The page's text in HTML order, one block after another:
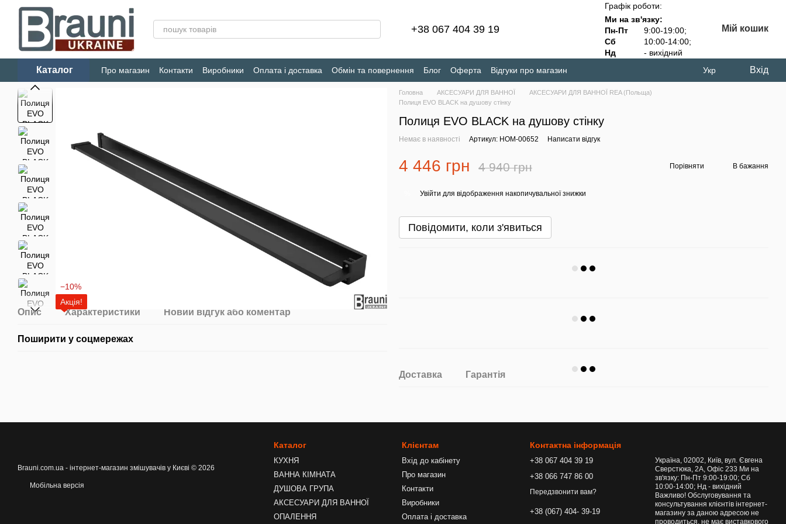
Перейти до основного контенту
+38 067 404 39 19
Графік роботи:
Ми на зв'язку:
Пн-Пт
9:00-19:00;
Сб
10:00-14:00;
Нд
- вихідний
Мій кошик
Каталог Про магазин Контакти Виробники Оплата і доставка Обмін та повернення Блог Оферта
Відгуки про магазин
Конфіденційність
Укр Вхід
−10%
Акція!
Опис Характеристики Новий відгук або коментар
Поширити у соцмережах
Головна АКСЕСУАРИ ДЛЯ ВАННОЇ
АКСЕСУАРИ ДЛЯ ВАННОЇ REA (Польща)
Полиця EVO BLACK на душову стінку
Полиця EVO BLACK на душову стінку
Немає в наявності Артикул: HOM-00652 Написати відгук
4 446 грн 4 940 грн Порівняти В бажання
Увійти для відображення накопичувальної знижки
Повідомити, коли з'явиться
Доставка Гарантія
Brauni.com.ua - інтернет-магазин змішувачів у Києві © 2026
Мобільна версія
Каталог
КУХНЯ
ВАННА КІМНАТА
ДУШОВА ГРУПА
АКСЕСУАРИ ДЛЯ ВАННОЇ
ОПАЛЕННЯ
Клієнтам
Вхід до кабінету
Про магазин
Контакти
Виробники
Оплата і доставка
Контактна інформація
+38 067 404 39 19
+38 066 747 86 00
Передзвонити вам?
+38 (067) 404- 39-19
Україна, 02002, Київ, вул. Євгена
Сверстюка, 2А, Офіс 233 Ми на
зв'язку: Пн-Пт 9:00-19:00; Сб
10:00-14:00; Нд - вихідний
Важливо! Обслуговування та
консультування клієнтів інтернет-
магазину за даною адресою не
проводиться, не має виставкового